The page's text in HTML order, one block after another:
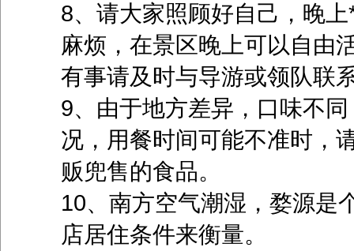
8、请大家照顾好自己，晚
麻烦，在景区晚上可以自由
有事请及时与导游或领队联
9、由于地方差异，口味不
况，用餐时间可能不准时，
贩兜售的食品。
10、南方空气潮湿，婺源是
店居住条件来衡量。